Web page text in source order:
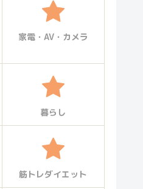
家電・AV・カメラ
暮らし
筋トレダイエット